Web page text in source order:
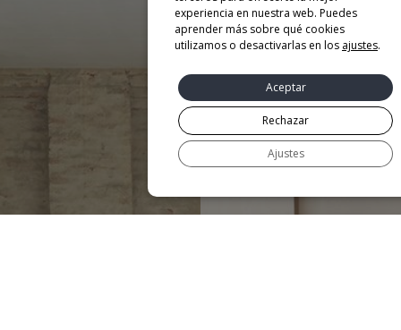
experiencia en nuestra web. Puedes
aprender más sobre qué cookies
utilizamos o desactivarlas en los ajustes.
Aceptar
Rechazar
Ajustes